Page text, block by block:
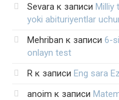
Sevara к записи Milliy
yoki abituriyentlar
Mehriban к записи 6-
onlayn test
R к записи Eng sara
anoim к записи